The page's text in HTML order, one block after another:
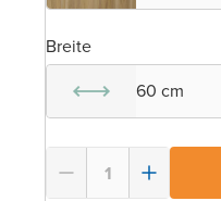
Breite
60 cm